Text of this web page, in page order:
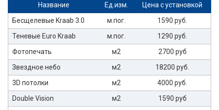
Название Ед.изм.
Цена с установкой
Бесщелевые Kraab 3.0
м.пог.
1590 руб.
Теневые Euro Kraab
м.пог.
1290 руб.
Фотопечать
м2
2700 руб
Звездное небо
м2
18200 руб.
3D потолки
м2
4000 руб.
Double Vision
м2
1590 руб